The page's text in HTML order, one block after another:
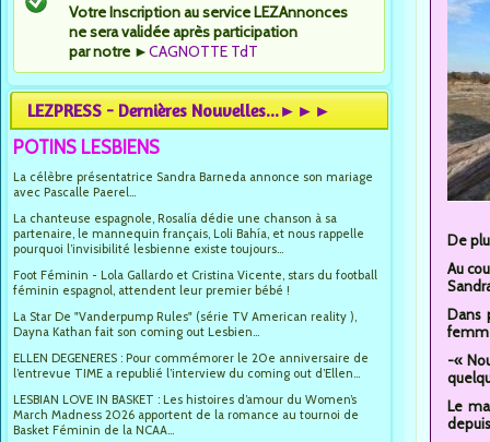
Votre Inscription au service LEZAnnonces
ne sera validée après participation
par notre ►CAGNOTTE TdT
LEZPRESS - Dernières Nouvelles...►►►
POTINS LESBIENS
La célèbre présentatrice Sandra Barneda annonce son mariage
avec Pascalle Paerel...
La chanteuse espagnole, Rosalía dédie une chanson à sa
partenaire, le mannequin français, Loli Bahía, et nous rappelle
pourquoi l’invisibilité lesbienne existe toujours...
Foot Féminin - Lola Gallardo et Cristina Vicente, stars du football
féminin espagnol, attendent leur premier bébé !
La Star De "Vanderpump Rules" (série TV American reality ),
Dayna Kathan fait son coming out Lesbien...
ELLEN DEGENERES : Pour commémorer le 20e anniversaire de
l’entrevue TIME a republié l’interview du coming out d’Ellen...
LESBIAN LOVE IN BASKET : Les histoires d’amour du Women’s
March Madness 2026 apportent de la romance au tournoi de
Basket Féminin de la NCAA...
De
Au
Dans
-«
Le